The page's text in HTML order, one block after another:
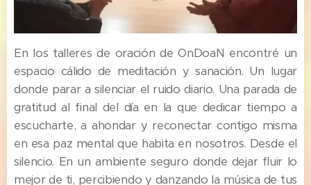
En los talleres de oración de OnDoaN encontré un
espacio cálido de meditación y sanación. Un lugar
donde parar a silenciar el ruido diario. Una parada de
gratitud al final del día en la que dedicar tiempo a
escucharte, a ahondar y reconectar contigo misma
en esa paz mental que habita en nosotros. Desde el
silencio. En un ambiente seguro donde dejar fluir lo
mejor de ti, percibiendo y danzando la música de tus